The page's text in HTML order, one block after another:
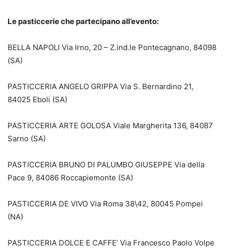
Le pasticcerie che partecipano all’evento:
BELLA NAPOLI Via Irno, 20 – Z.ind.le Pontecagnano, 84098
(SA)
PASTICCERIA ANGELO GRIPPA Via S. Bernardino 21,
84025 Eboli (SA)
PASTICCERIA ARTE GOLOSA Viale Margherita 136, 84087
Sarno (SA)
PASTICCERIA BRUNO DI PALUMBO GIUSEPPE Via della
Pace 9, 84086 Roccapiemonte (SA)
PASTICCERIA DE VIVO Via Roma 38\42, 80045 Pompei
(NA)
PASTICCERIA DOLCE E CAFFE’ Via Francesco Paolo Volpe